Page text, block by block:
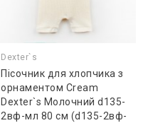
Dexter`s
Пісочник для хлопчика з
орнаментом Cream
Dexter`s Молочний d135-
2вф-мл 80 см (d135-2вф-